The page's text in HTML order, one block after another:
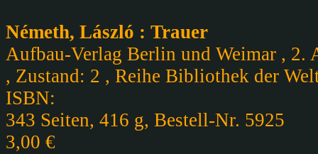
Németh, László : Trauer
Aufbau-Verlag Berlin und Weimar , 2.
, Zustand: 2 , Reihe Bibliothek der
ISBN:
343 Seiten, 416 g, Bestell-Nr. 5925
3,00 €